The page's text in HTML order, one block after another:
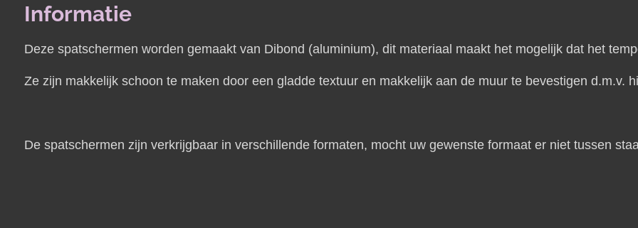
Informatie
Deze spatschermen worden gemaakt van Dibond (aluminium), dit materiaal maakt het mogelijk dat het
Ze zijn makkelijk schoon te maken door een gladde textuur en makkelijk aan de muur te bevestigen d.m.v.
De spatschermen zijn verkrijgbaar in verschillende formaten, mocht uw gewenste formaat er niet tussen